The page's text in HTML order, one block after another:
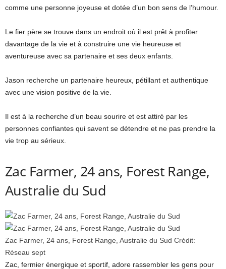
comme une personne joyeuse et dotée d’un bon sens de l’humour.
Le fier père se trouve dans un endroit où il est prêt à profiter
davantage de la vie et à construire une vie heureuse et
aventureuse avec sa partenaire et ses deux enfants.
Jason recherche un partenaire heureux, pétillant et authentique
avec une vision positive de la vie.
Il est à la recherche d’un beau sourire et est attiré par les
personnes confiantes qui savent se détendre et ne pas prendre la
vie trop au sérieux.
Zac Farmer, 24 ans, Forest Range,
Australie du Sud
Zac Farmer, 24 ans, Forest Range, Australie du Sud Crédit:
Réseau sept
Zac, fermier énergique et sportif, adore rassembler les gens pour